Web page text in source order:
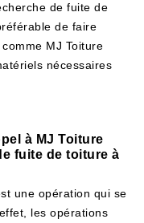
de fuite de
de faire
MJ Toiture
nécessaires
à MJ Toiture
fuite de toiture à
une opération qui se
les opérations